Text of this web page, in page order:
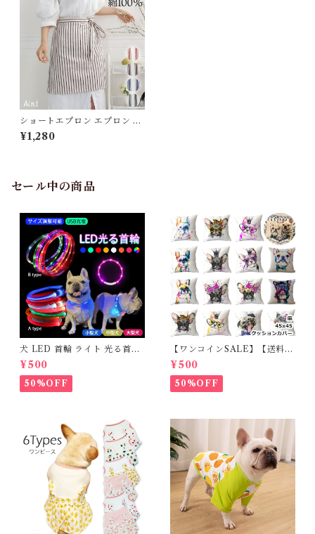
ショートエプロン エプロン 綿
100％ カフェエプロン 前掛け
ストライプ フリーサイズ ショ
用 レディース 母の日 G352
¥1,280
セール中の商品
犬 LED 首輪 ライト 光る首輪
USB充電 生活防水 長さ調整可
能 首輪 犬用 ペット カラー ペ
ット用品 軽量 ドッグ用品 フレ
ンチブルドック 大型犬 中型犬
¥500
50%OFF
【ワンコインSALE】【送料無
料】KM503G クッションカバ
ー フレンチブルドッグ クリー
ム フレブル
¥500
50%OFF